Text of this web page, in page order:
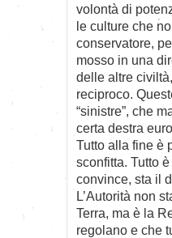
volontà di
le culture che
conservatore,
mosso in una
delle altre
reciproco.
“sinistre”, che
certa destra
Tutto alla fine è
sconfitta. Tutto
convince, sta il
L’Autorità non
Terra, ma è la
regolano e che